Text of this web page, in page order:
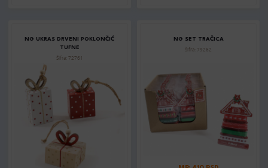
NG UKRAS DRVENI POKLONČIĆ
TUFNE
Šifra: 72761
NG SET TRAČICA
Šifra: 79262